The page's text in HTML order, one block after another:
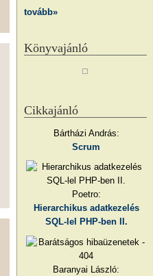
tovább»
Könyvajánló
Cikkajánló
Bártházi András:
Scrum
Poetro:
Hierarchikus adatkezelés
SQL-lel PHP-ben II.
Baranyai László: